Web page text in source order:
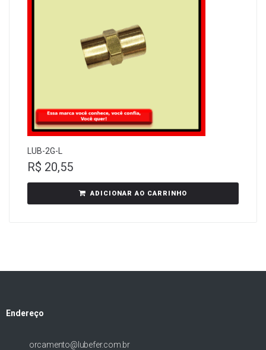
LUB-2G-L
R$ 20,55
ADICIONAR AO CARRINHO
Endereço
orcamento@lubefer.com.br